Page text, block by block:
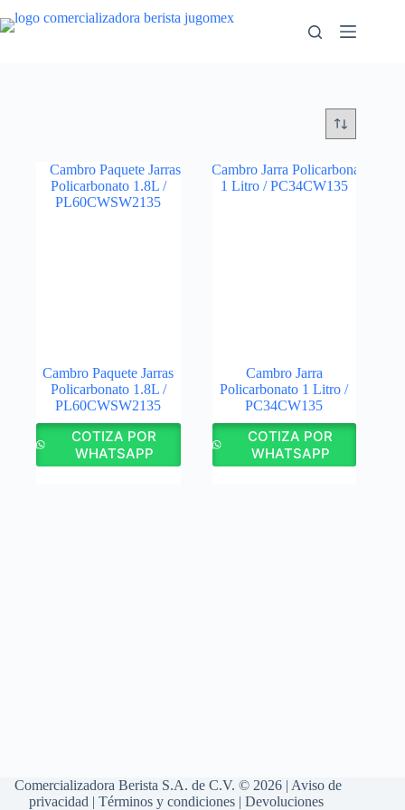
al
Cambro Paquete Jarras
Policarbonato 1.8L /
PL60CWSW2135
COTIZA POR
WHATSAPP
Cambro Jarra
Policarbonato 1 Litro /
PC34CW135
COTIZA POR
WHATSAPP
Comercializadora Berista S.A. de C.V. © 2026 | Aviso de
privacidad |Términos y condiciones |Devoluciones